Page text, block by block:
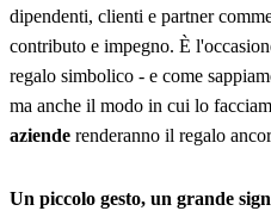
dipendenti, clienti e partner
contributo e impegno. È
regalo simbolico - e come
ma anche il modo in cui lo
aziende renderanno il regalo
Un piccolo gesto, un grande